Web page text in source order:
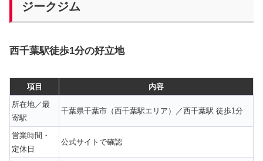
ジークジム
西千葉駅徒歩1分の好立地
項目
内容
所在地／最
寄駅
千葉県千葉市（西千葉駅エリア）／西千葉駅 徒歩1分
営業時間・
定休日
公式サイトで確認